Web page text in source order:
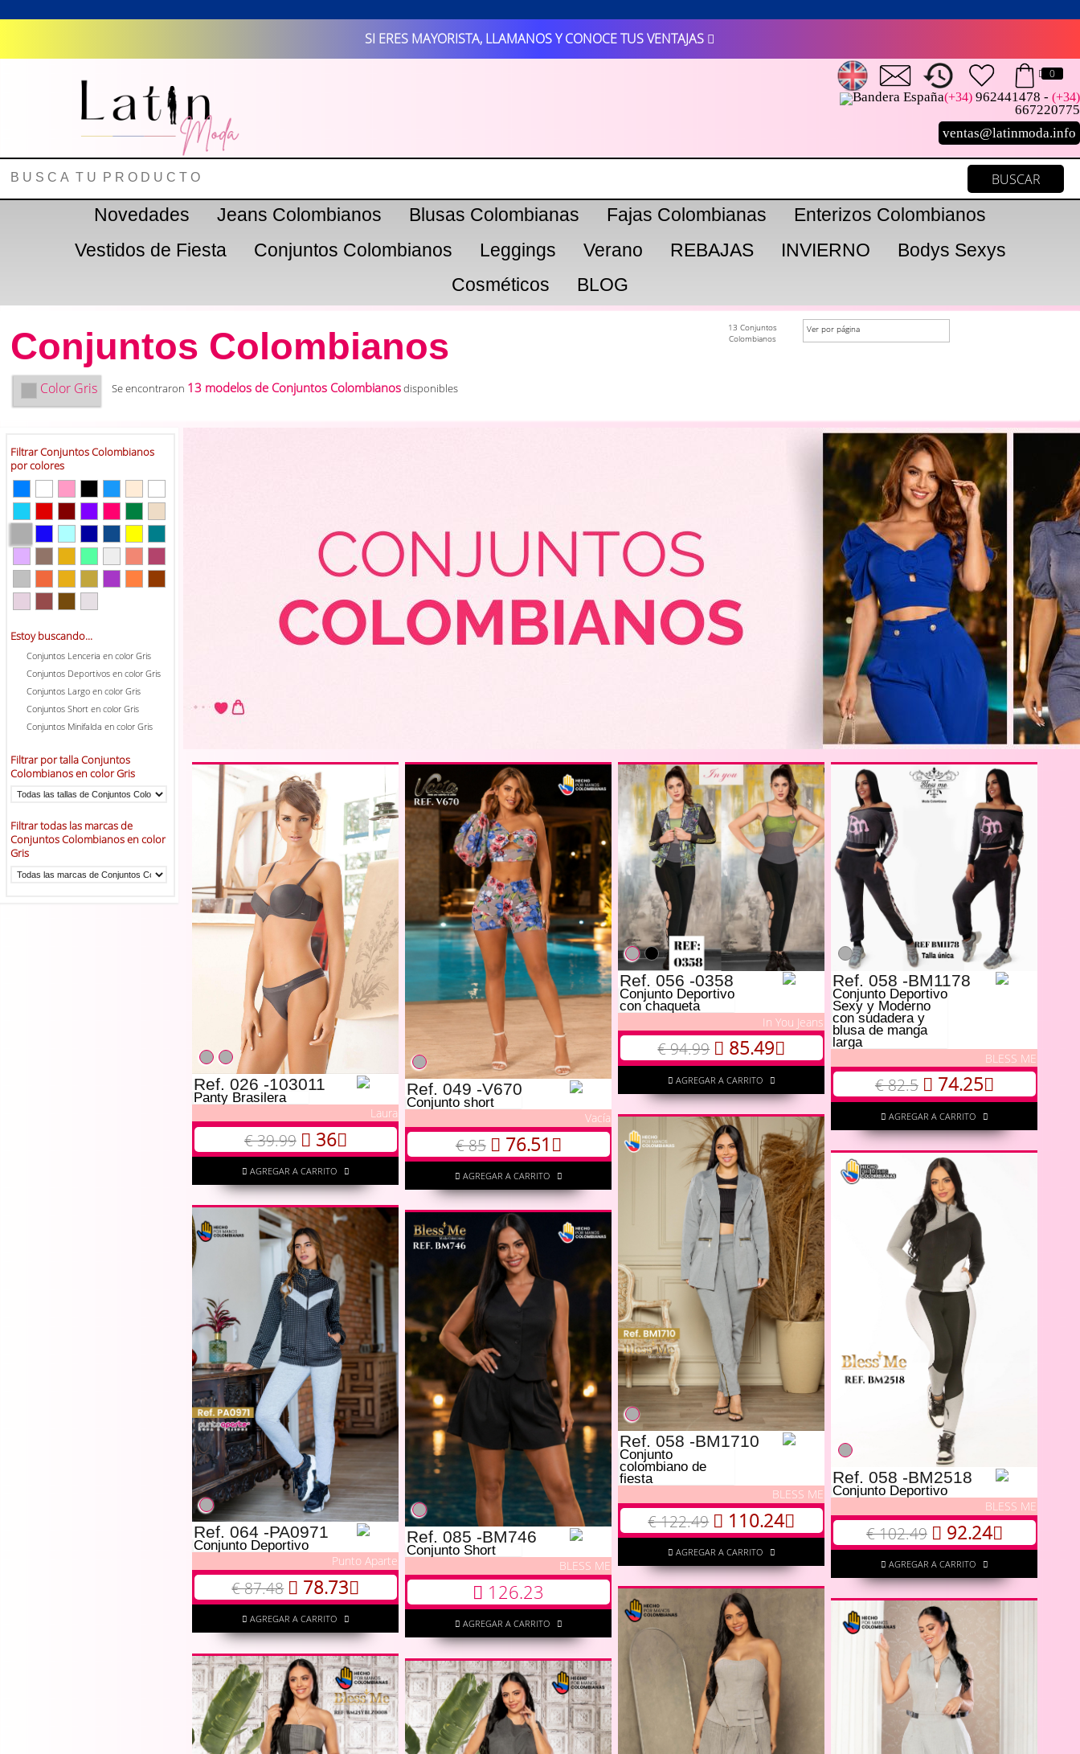
SI ERES MAYORISTA, LLAMANOS Y CONOCE TUS VENTAJAS
0
(+34)962441478 - (+34)
667220775
ventas@latinmoda.info
Novedades Jeans Colombianos Blusas Colombianas Fajas Colombianas
Enterizos Colombianos
Vestidos de Fiesta
Conjuntos Colombianos Leggings Verano REBAJAS INVIERNO
Bodys Sexys
Cosméticos
BLOG
Conjuntos Colombianos
Color Gris Se encontraron 13 modelos de Conjuntos Colombianosdisponibles
13 Conjuntos
Colombianos
Ver por página
Filtrar Conjuntos Colombianos
por colores
Estoy buscando...
Conjuntos Lenceria en color Gris
Conjuntos Deportivos en color Gris
Conjuntos Largo en color Gris
Conjuntos Short en color Gris
Conjuntos Minifalda en color Gris
Filtrar por talla Conjuntos
Colombianos en color Gris
Filtrar todas las marcas de
Conjuntos Colombianos en color
Gris
Ref. 026 -103011
Panty Brasilera
Laura
€ 39.99 36
AGREGAR A CARRITO
Ref. 049 -V670
Conjunto short
Vacía
€ 85 76.51
AGREGAR A CARRITO
Ref. 056 -0358
Conjunto Deportivo
con chaqueta
In You Jeans
€ 94.99 85.49
AGREGAR A CARRITO
Ref. 058 -BM1178
Conjunto Deportivo
Sexy y Moderno
con sudadera y
blusa de manga
larga
BLESS ME
€ 82.5 74.25
AGREGAR A CARRITO
Ref. 058 -BM1710
Conjunto
colombiano de
fiesta
BLESS ME
€ 122.49 110.24
AGREGAR A CARRITO
Ref. 058 -BM2518
Conjunto Deportivo
BLESS ME
€ 102.49 92.24
AGREGAR A CARRITO
Ref. 064 -PA0971
Conjunto Deportivo
Punto Aparte
€ 87.48 78.73
AGREGAR A CARRITO
Ref. 085 -BM746
Conjunto Short
BLESS ME
126.23
AGREGAR A CARRITO